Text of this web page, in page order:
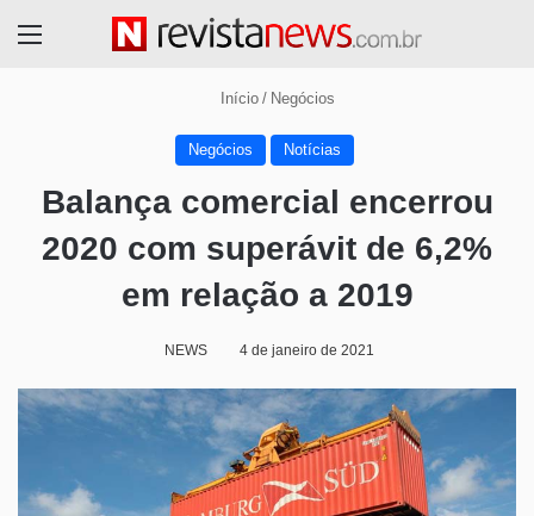
Início / Negócios
Negócios Notícias
Balança comercial encerrou
2020 com superávit de 6,2%
em relação a 2019
NEWS 4 de janeiro de 2021